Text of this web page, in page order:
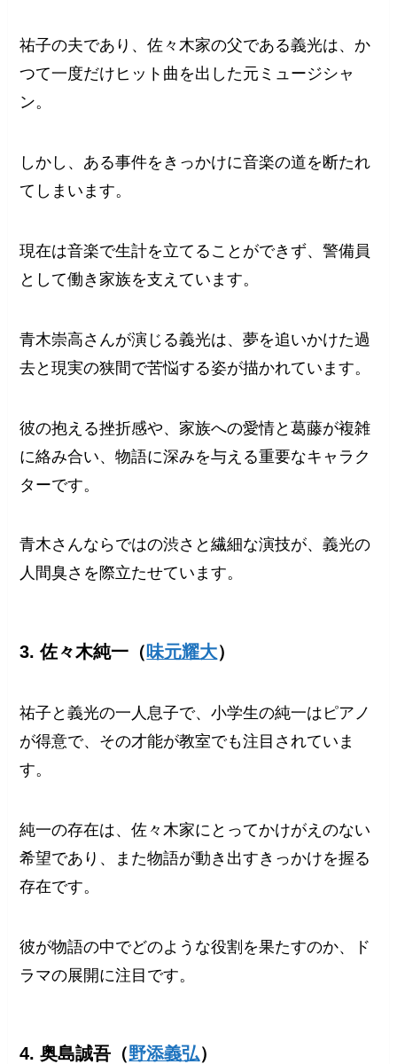
祐子の夫であり、佐々木家の父である義光は、か
つて一度だけヒット曲を出した元ミュージシャ
ン。
しかし、ある事件をきっかけに音楽の道を断たれ
てしまいます。
現在は音楽で生計を立てることができず、警備員
として働き家族を支えています。
青木崇高さんが演じる義光は、夢を追いかけた過
去と現実の狭間で苦悩する姿が描かれています。
彼の抱える挫折感や、家族への愛情と葛藤が複雑
に絡み合い、物語に深みを与える重要なキャラク
ターです。
青木さんならではの渋さと繊細な演技が、義光の
人間臭さを際立たせています。
3. 佐々木純一（味元耀大）
祐子と義光の一人息子で、小学生の純一はピアノ
が得意で、その才能が教室でも注目されていま
す。
純一の存在は、佐々木家にとってかけがえのない
希望であり、また物語が動き出すきっかけを握る
存在です。
彼が物語の中でどのような役割を果たすのか、ド
ラマの展開に注目です。
4. 奥島誠吾（野添義弘）